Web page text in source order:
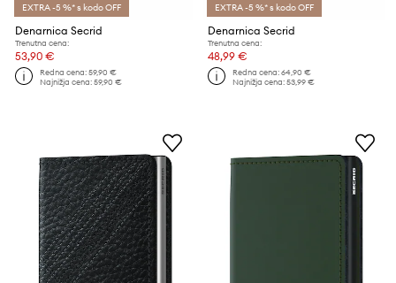
EXTRA -5 %* s kodo OFF
Denarnica Secrid
Trenutna cena:
53,90 €
Redna cena:59,90 €
Najnižja cena:59,90 €
EXTRA -5 %* s kodo OFF
Denarnica Secrid
Trenutna cena:
48,99 €
Redna cena:64,90 €
Najnižja cena:53,99 €